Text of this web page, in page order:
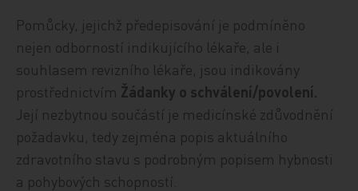
Pomůcky, jejichž předepisování je podmíněno
nejen odborností indikujícího lékaře, ale i
souhlasem revizního lékaře, jsou indikovány
prostřednictvím Žádanky o schválení/povolení.
Její nezbytnou součástí je medicínské zdůvodnění
požadavku, tedy zejména popis aktuálního
zdravotního stavu s podrobným popisem hybnosti
a pohybových schopností.